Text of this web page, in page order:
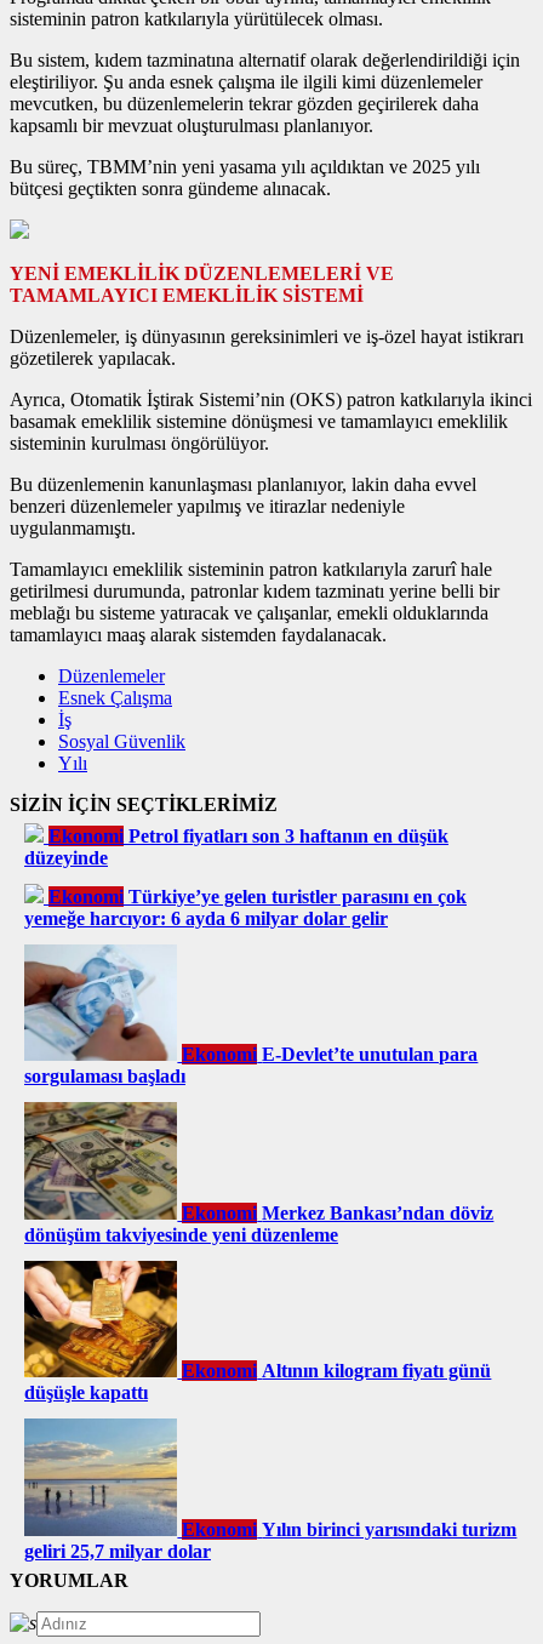
sisteminin patron katkılarıyla yürütülecek olması.
Bu sistem, kıdem tazminatına alternatif olarak değerlendirildiği için
eleştiriliyor. Şu anda esnek çalışma ile ilgili kimi düzenlemeler
mevcutken, bu düzenlemelerin tekrar gözden geçirilerek daha
kapsamlı bir mevzuat oluşturulması planlanıyor.
Bu süreç, TBMM’nin yeni yasama yılı açıldıktan ve 2025 yılı
bütçesi geçtikten sonra gündeme alınacak.
YENİ EMEKLİLİK DÜZENLEMELERİ VE
TAMAMLAYICI EMEKLİLİK SİSTEMİ
Düzenlemeler, iş dünyasının gereksinimleri ve iş-özel hayat istikrarı
gözetilerek yapılacak.
Ayrıca, Otomatik İştirak Sistemi’nin (OKS) patron katkılarıyla ikinci
basamak emeklilik sistemine dönüşmesi ve tamamlayıcı emeklilik
sisteminin kurulması öngörülüyor.
Bu düzenlemenin kanunlaşması planlanıyor, lakin daha evvel
benzeri düzenlemeler yapılmış ve itirazlar nedeniyle
uygulanmamıştı.
Tamamlayıcı emeklilik sisteminin patron katkılarıyla zarurî hale
getirilmesi durumunda, patronlar kıdem tazminatı yerine belli bir
meblağı bu sisteme yatıracak ve çalışanlar, emekli olduklarında
tamamlayıcı maaş alarak sistemden faydalanacak.
Düzenlemeler
Esnek Çalışma
İş
Sosyal Güvenlik
Yılı
SİZİN İÇİN SEÇTİKLERİMİZ
Ekonomi Petrol fiyatları son 3 haftanın en düşük
düzeyinde
Ekonomi Türkiye’ye gelen turistler parasını en çok
yemeğe harcıyor: 6 ayda 6 milyar dolar gelir
Ekonomi E-Devlet’te unutulan para
sorgulaması başladı
Ekonomi Merkez Bankası’ndan döviz
dönüşüm takviyesinde yeni düzenleme
Ekonomi Altının kilogram fiyatı günü
düşüşle kapattı
Ekonomi Yılın birinci yarısındaki turizm
geliri 25,7 milyar dolar
YORUMLAR